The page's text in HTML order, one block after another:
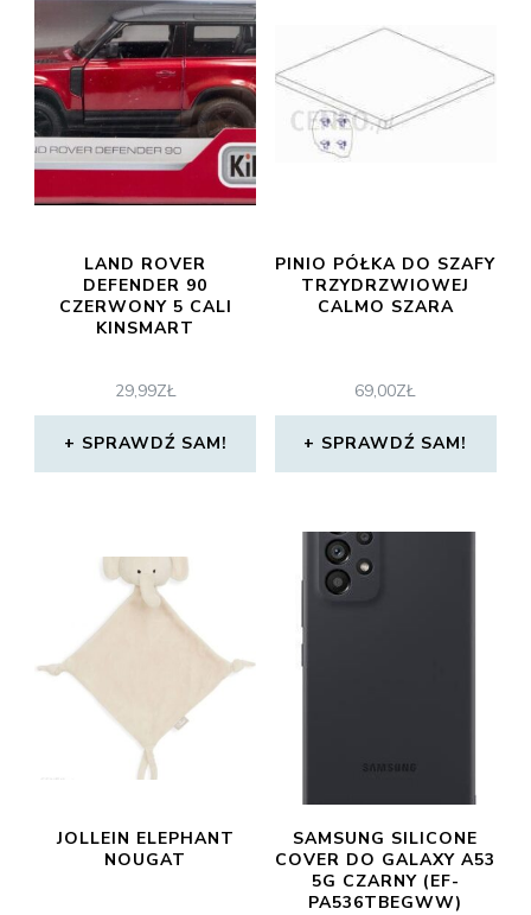
LAND ROVER
DEFENDER 90
CZERWONY 5 CALI
KINSMART
29,99ZŁ
SPRAWDŹ SAM!
PINIO PÓŁKA DO SZAFY
TRZYDRZWIOWEJ
CALMO SZARA
69,00ZŁ
SPRAWDŹ SAM!
JOLLEIN ELEPHANT
NOUGAT
SAMSUNG SILICONE
COVER DO GALAXY A53
5G CZARNY (EF-
PA536TBEGWW)